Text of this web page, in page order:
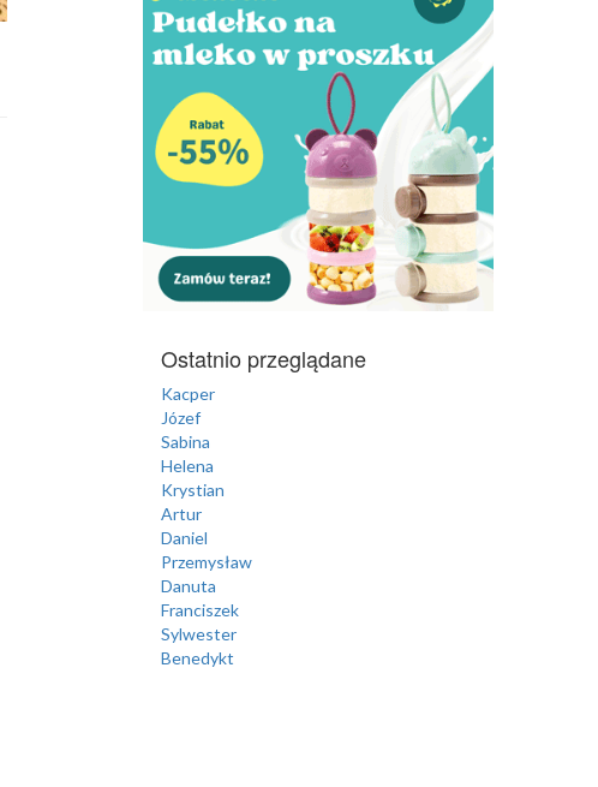
Ostatnio przeglądane
Kacper
Józef
Sabina
Helena
Krystian
Artur
Daniel
Przemysław
Danuta
Franciszek
Sylwester
Benedykt